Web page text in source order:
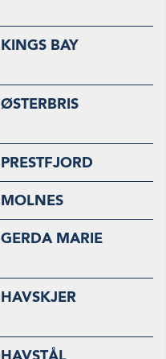
KINGS BAY
ØSTERBRIS
PRESTFJORD
MOLNES
GERDA MARIE
HAVSKJER
HAVSTÅL